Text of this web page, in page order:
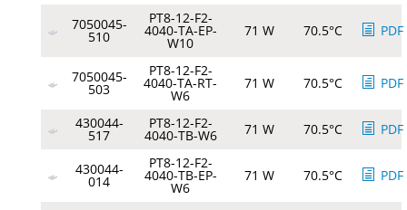
7050045-
510
PT8-12-F2-
4040-TA-EP-
W10
71 W 70.5°C PDF
7050045-
503
PT8-12-F2-
4040-TA-RT-
W6
71 W 70.5°C PDF
430044-
517
PT8-12-F2-
4040-TB-W6 71 W 70.5°C PDF
430044-
014
PT8-12-F2-
4040-TB-EP-
W6
71 W 70.5°C PDF